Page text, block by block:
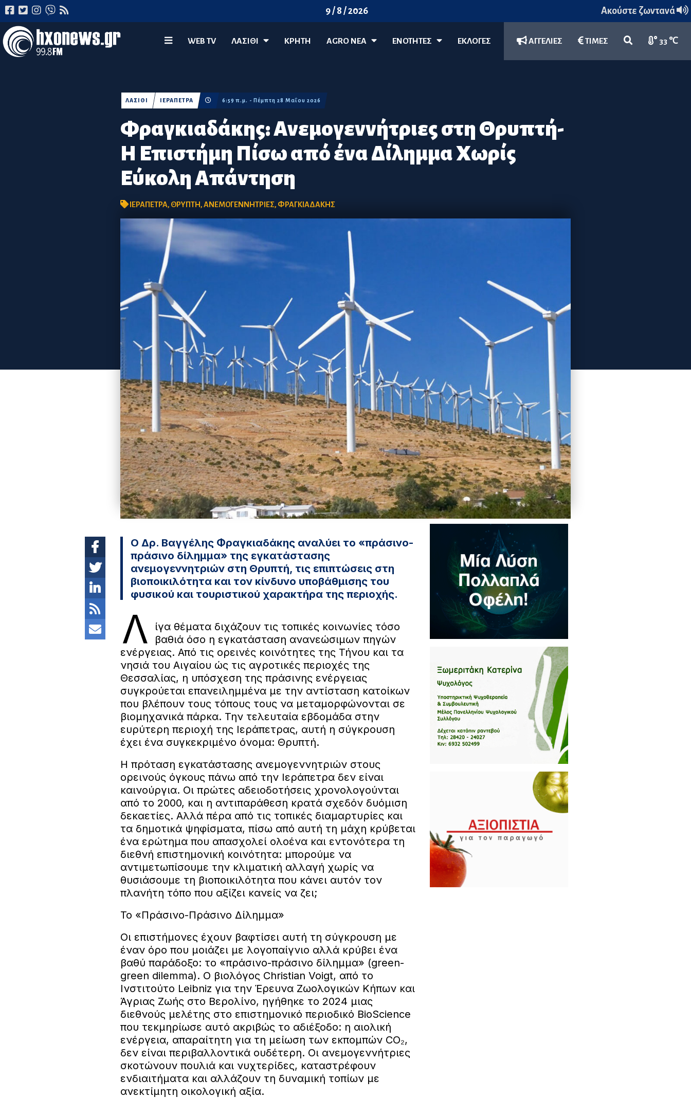
9 / 8 / 2026 Ακούστε ζωντανά
WEB TV ΛΑΣΊΘΙ ΚΡΗΤΗ AGRO ΝΈΑ ΕΝΟΤΗΤΕΣ ΕΚΛΟΓΕΣ ΑΓΓΕΛΙΕΣ ΤΙΜΕΣ 33 ℃
Φραγκιαδάκης: Ανεμογεννήτριες στη Θρυπτή-
Η Επιστήμη Πίσω από ένα Δίλημμα Χωρίς
Εύκολη Απάντηση
ΛΑΣΙΘΙ ΙΕΡΑΠΕΤΡΑ 6:59 π.μ. - Πέμπτη 28 Μαΐου 2026
ΙΕΡΑΠΕΤΡΑ, ΘΡΥΠΤΗ,ΑΝΕΜΟΓΕΝΝΗΤΡΙΕΣ, ΦΡΑΓΚΙΑΔΑΚΗΣ
Ο Δρ. Βαγγέλης Φραγκιαδάκης αναλύει το «πράσινο-
πράσινο δίλημμα» της εγκατάστασης
ανεμογεννητριών στη Θρυπτή, τις επιπτώσεις στη
βιοποικιλότητα και τον κίνδυνο υποβάθμισης του
φυσικού και τουριστικού χαρακτήρα της περιοχής.
Λ
ίγα θέματα διχάζουν τις τοπικές κοινωνίες τόσο
βαθιά όσο η εγκατάσταση ανανεώσιμων πηγών
ενέργειας. Από τις ορεινές κοινότητες της Τήνου και τα
νησιά του Αιγαίου ώς τις αγροτικές περιοχές της
Θεσσαλίας, η υπόσχεση της πράσινης ενέργειας
συγκρούεται επανειλημμένα με την αντίσταση κατοίκων
που βλέπουν τους τόπους τους να μεταμορφώνονται σε
βιομηχανικά πάρκα. Την τελευταία εβδομάδα στην
ευρύτερη περιοχή της Ιεράπετρας, αυτή η σύγκρουση
έχει ένα συγκεκριμένο όνομα: Θρυπτή.
Η πρόταση εγκατάστασης ανεμογεννητριών στους
ορεινούς όγκους πάνω από την Ιεράπετρα δεν είναι
καινούργια. Οι πρώτες αδειοδοτήσεις χρονολογούνται
από το 2000, και η αντιπαράθεση κρατά σχεδόν δυόμιση
δεκαετίες. Αλλά πέρα από τις τοπικές διαμαρτυρίες και
τα δημοτικά ψηφίσματα, πίσω από αυτή τη μάχη κρύβεται
ένα ερώτημα που απασχολεί ολοένα και εντονότερα τη
διεθνή επιστημονική κοινότητα: μπορούμε να
αντιμετωπίσουμε την κλιματική αλλαγή χωρίς να
θυσιάσουμε τη βιοποικιλότητα που κάνει αυτόν τον
πλανήτη τόπο που αξίζει κανείς να ζει;
Το «Πράσινο-Πράσινο Δίλημμα»
Οι επιστήμονες έχουν βαφτίσει αυτή τη σύγκρουση με
έναν όρο που μοιάζει με λογοπαίγνιο αλλά κρύβει ένα
βαθύ παράδοξο: το «πράσινο-πράσινο δίλημμα» (green-
green dilemma). Ο βιολόγος Christian Voigt, από το
Ινστιτούτο Leibniz για την Έρευνα Ζωολογικών Κήπων και
Άγριας Ζωής στο Βερολίνο, ηγήθηκε το 2024 μιας
διεθνούς μελέτης στο επιστημονικό περιοδικό BioScience
που τεκμηρίωσε αυτό ακριβώς το αδιέξοδο: η αιολική
ενέργεια, απαραίτητη για τη μείωση των εκπομπών CO₂,
δεν είναι περιβαλλοντικά ουδέτερη. Οι ανεμογεννήτριες
σκοτώνουν πουλιά και νυχτερίδες, καταστρέφουν
ενδιαιτήματα και αλλάζουν τη δυναμική τοπίων με
ανεκτίμητη οικολογική αξία.